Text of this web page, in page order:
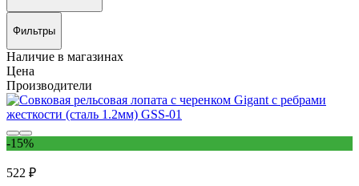
Фильтры
Наличие в магазинах
Цена
Производители
-15%
522 ₽